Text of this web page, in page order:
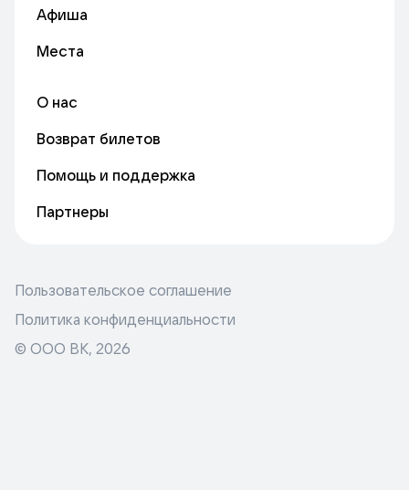
Афиша
Места
О нас
Возврат билетов
Помощь и поддержка
Партнеры
Пользовательское соглашение
Политика конфиденциальности
© ООО ВК, 2026